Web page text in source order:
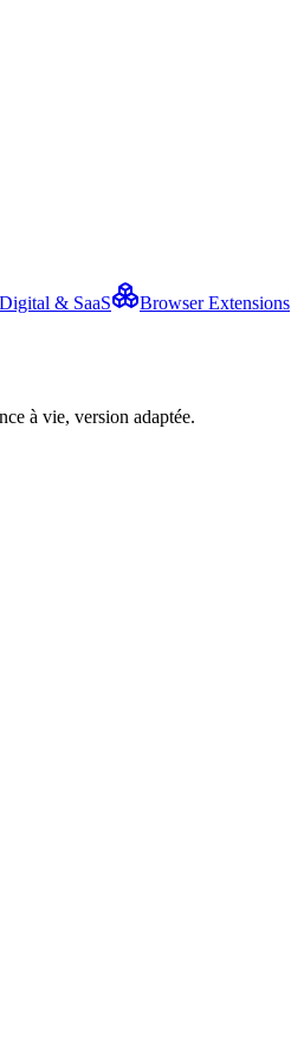
Digital & SaaS Browser Extensions
à vie, version adaptée.